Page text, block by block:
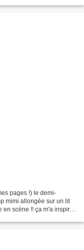
pages !) le demi-
mimi allongée sur un lit
scène !! ça m'a inspiré